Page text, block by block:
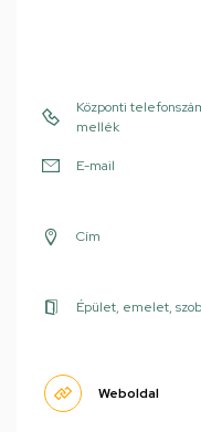
Központi
mellék
E-mail
Cím
Épület, emelet,
Weboldal